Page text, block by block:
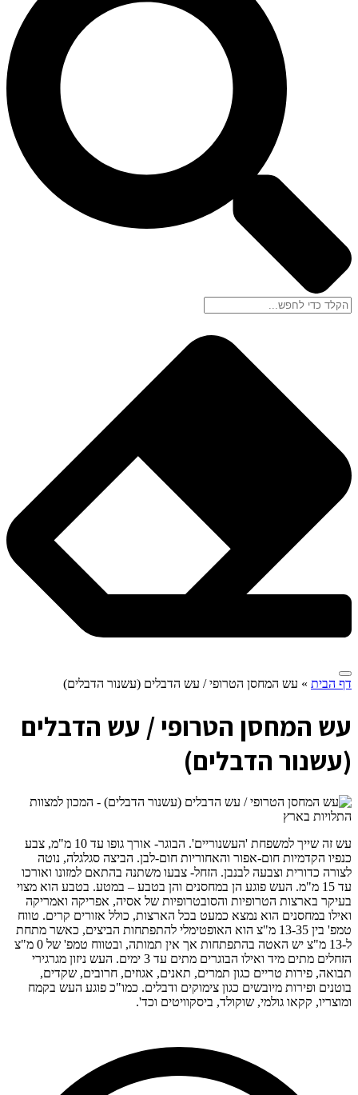
דף הבית » עש המחסן הטרופי / עש הדבלים (עשנור הדבלים)
עש המחסן הטרופי / עש הדבלים
(עשנור הדבלים)
עש זה שייך למשפחת 'העשנוריים'. הבוגר- אורך גופו עד 10 מ"מ, צבע
כנפיו הקדמיות חום-אפור והאחוריות חום-לבן. הביצה סגלגלה, נוטה
לצורה כדורית וצבעה לבנבן. הזחל- צבעו משתנה בהתאם למזונו ואורכו
עד 15 מ"מ. העש פוגע הן במחסנים והן בטבע – במטע. בטבע הוא מצוי
בעיקר בארצות הטרופיות והסובטרופיות של אסיה, אפריקה ואמריקה
ואילו במחסנים הוא נמצא כמעט בכל הארצות, כולל אזורים קרים. טווח
טמפ' בין 13-35 מ"צ הוא האופטימלי להתפתחות הביצים, כאשר מתחת
ל-13 מ"צ יש האטה בהתפתחות אך אין תמותה, ובטווח טמפ' של 0 מ"צ
הזחלים מתים מיד ואילו הבוגרים מתים עד 3 ימים. העש ניזון מגרגירי
תבואה, פירות טריים כגון תמרים, תאנים, אגוזים, חרובים, שקדים,
בוטנים ופירות מיובשים כגון צימוקים ודבלים. כמו"כ פוגע העש בקמח
ומוצריו, קקאו גולמי, שוקולד, ביסקוויטים וכד'.